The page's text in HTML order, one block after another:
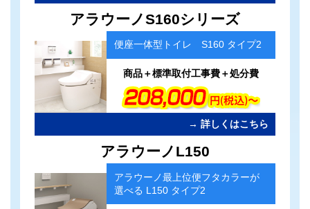
リ
ン
ク
アラウーノS160シリーズ
便座一体型トイレ S160 タイプ2
商品＋標準取付工事費＋処分費
→ 詳しくはこちら
リ
ン
ク
アラウーノL150
アラウーノ最上位便フタカラーが
選べる L150 タイプ2